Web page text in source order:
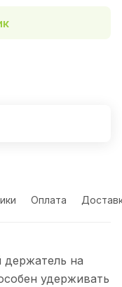
Оплата
на
удерживать